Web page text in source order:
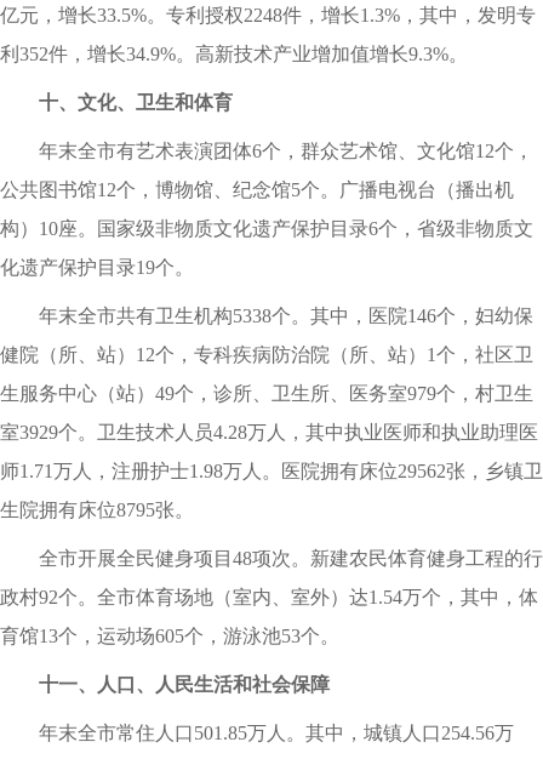
亿元，增长33.5%。专利授权2248件，增长1.3%，其中，发明专
利352件，增长34.9%。高新技术产业增加值增长9.3%。
十、文化、卫生和体育
年末全市有艺术表演团体6个，群众艺术馆、文化馆12个，
公共图书馆12个，博物馆、纪念馆5个。广播电视台（播出机
构）10座。国家级非物质文化遗产保护目录6个，省级非物质文
化遗产保护目录19个。
年末全市共有卫生机构5338个。其中，医院146个，妇幼保
健院（所、站）12个，专科疾病防治院（所、站）1个，社区卫
生服务中心（站）49个，诊所、卫生所、医务室979个，村卫生
室3929个。卫生技术人员4.28万人，其中执业医师和执业助理医
师1.71万人，注册护士1.98万人。医院拥有床位29562张，乡镇卫
生院拥有床位8795张。
全市开展全民健身项目48项次。新建农民体育健身工程的行
政村92个。全市体育场地（室内、室外）达1.54万个，其中，体
育馆13个，运动场605个，游泳池53个。
十一、人口、人民生活和社会保障
年末全市常住人口501.85万人。其中，城镇人口254.56万